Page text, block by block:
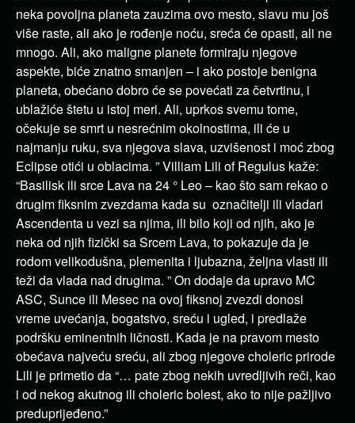
neka povoljna planeta zauzima ovo mesto, slavu mu još
više raste, ali ako je rođenje noću, sreća će opasti, ali ne
mnogo. Ali, ako maligne planete formiraju njegove
aspekte, biće znatno smanjen – i ako postoje benigna
planeta, obećano dobro će se povećati za četvrtinu, i
ublažiće štetu u istoj meri. Ali, uprkos svemu tome,
očekuje se smrt u nesrećnim okolnostima, ili će u
najmanju ruku, sva njegova slava, uzvišenost i moć zbog
Eclipse otići u oblacima. ” Villiam Lili of Regulus kaže:
“Basilisk ili srce Lava na 24 ° Leo – kao što sam rekao o
drugim fiksnim zvezdama kada su označitelji ili vladari
Ascendenta u vezi sa njima, ili bilo koji od njih, ako je
neka od njih fizički sa Srcem Lava, to pokazuje da je
rodom velikodušna, plemenita i ljubazna, željna vlasti ili
teži da vlada nad drugima. ” On dodaje da upravo MC
ASC, Sunce ili Mesec na ovoj fiksnoj zvezdi donosi
vreme uvećanja, bogatstvo, sreću i ugled, i predlaže
podršku eminentnih ličnosti. Kada je na pravom mesto
obećava najveću sreću, ali zbog njegove choleric prirode
Lili je primetio da “… pate zbog nekih uvredljivih reči, kao
i od nekog akutnog ili choleric bolest, ako to nije pažljivo
preduprijeđeno.”